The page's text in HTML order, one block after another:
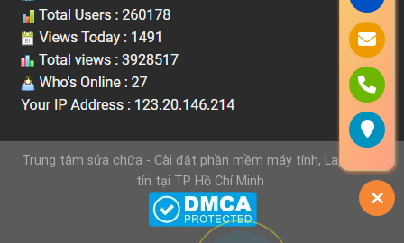
Trung tâm sửa chữa - Cài đặt phần mềm máy tính, Laptop uy
tín tại TP Hồ Chí Minh